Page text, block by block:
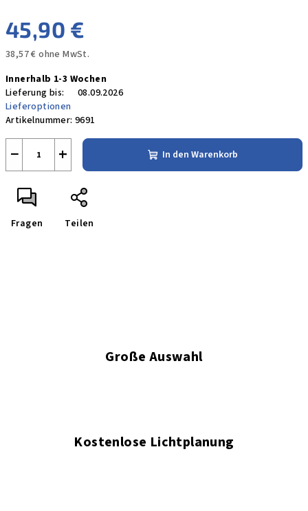
45,90 €
38,57 € ohne MwSt.
Innerhalb 1-3 Wochen
Lieferung bis:
08.09.2026
Lieferoptionen
Artikelnummer: 9691
+
− In den Warenkorb
Fragen Teilen
Große Auswahl
Kostenlose Lichtplanung